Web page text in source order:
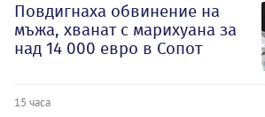
Повдигнаха обвинение на
мъжа, хванат с марихуана за
над 14 000 евро в Сопот
15 часа